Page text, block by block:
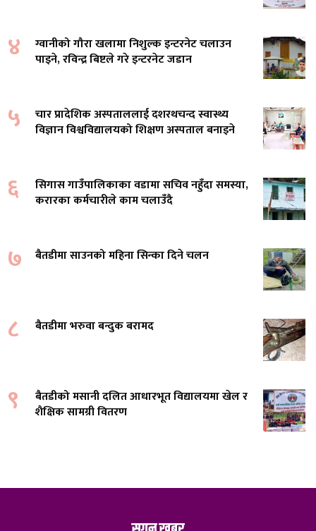
४
ग्वानीको गौरा खलामा निशुल्क इन्टरनेट चलाउन
पाइने, रविन्द्र बिष्टले गरे इन्टरनेट जडान
५
चार प्रादेशिक अस्पताललाई दशरथचन्द स्वास्थ्य
विज्ञान विश्वविद्यालयको शिक्षण अस्पताल बनाइने
६
सिगास गाउँपालिकाका वडामा सचिव नहुँदा समस्या,
करारका कर्मचारीले काम चलाउँदै
७ बैतडीमा साउनको महिना सिन्का दिने चलन
८ बैतडीमा भरुवा बन्दुक बरामद
९
बैतडीको मसानी दलित आधारभूत विद्यालयमा खेल र
शैक्षिक सामग्री वितरण